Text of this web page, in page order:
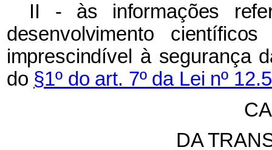
II - às informações
desenvolvimento
imprescindível à segurança
do §1º do art. 7º da Lei nº
DA